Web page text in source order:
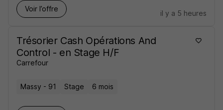
Voir l’offre
il y a 5 heures
Trésorier Cash Opérations And
Control - en Stage H/F
Carrefour
Massy - 91 Stage 6 mois